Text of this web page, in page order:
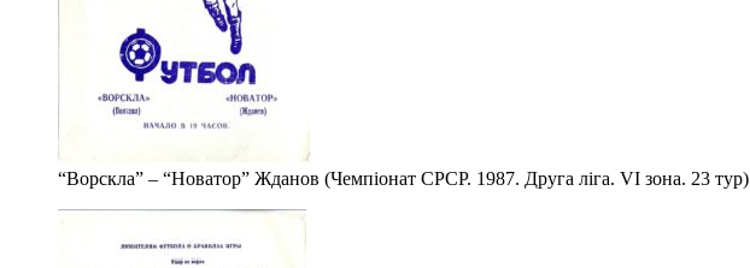
“Ворскла” – “Новатор” Жданов (Чемпіонат СРСР. 1987. Друга ліга. VІ зона. 23 тур)